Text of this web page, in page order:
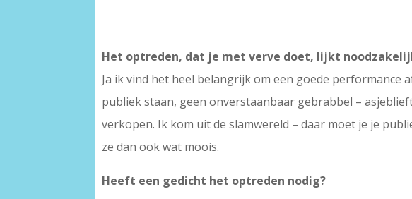
Het optreden, dat je met verve doet, lijkt
Ja ik vind het heel belangrijk om een goede performance
publiek staan, geen onverstaanbaar gebrabbel –
verkopen. Ik kom uit de slamwereld – daar moet je je
ze dan ook wat moois.
Heeft een gedicht het optreden nodig?